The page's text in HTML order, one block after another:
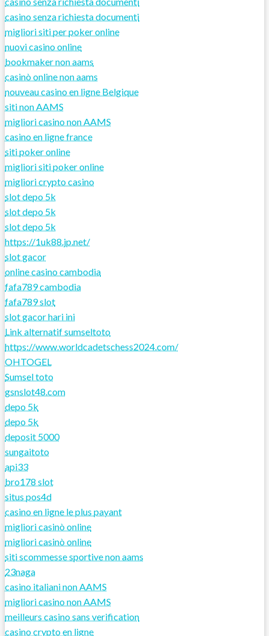
casino senza richiesta documenti
migliori siti per poker online
nuovi casino online
bookmaker non aams
casinò online non aams
nouveau casino en ligne Belgique
siti non AAMS
migliori casino non AAMS
casino en ligne france
siti poker online
migliori siti poker online
migliori crypto casino
slot depo 5k
slot depo 5k
slot depo 5k
https://1uk88.jp.net/
slot gacor
online casino cambodia
fafa789 cambodia
fafa789 slot
slot gacor hari ini
Link alternatif sumseltoto
https://www.worldcadetschess2024.com/
OHTOGEL
Sumsel toto
gsnslot48.com
depo 5k
depo 5k
deposit 5000
sungaitoto
api33
bro178 slot
situs pos4d
casino en ligne le plus payant
migliori casinò online
migliori casinò online
siti scommesse sportive non aams
23naga
casino italiani non AAMS
migliori casino non AAMS
meilleurs casino sans verification
casino crypto en ligne